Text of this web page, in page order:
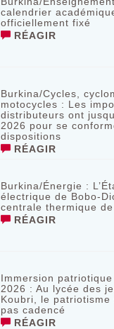
calendrier
officiellement fixé
RÉAGIR
Burkina/Cycles,
motocycles : Les
distributeurs ont
2026 pour se
dispositions
RÉAGIR
Burkina/Énergie :
électrique de Bobo-
centrale thermique
RÉAGIR
Immersion
2026 : Au lycée des
Koubri, le patriotisme
pas cadencé
RÉAGIR